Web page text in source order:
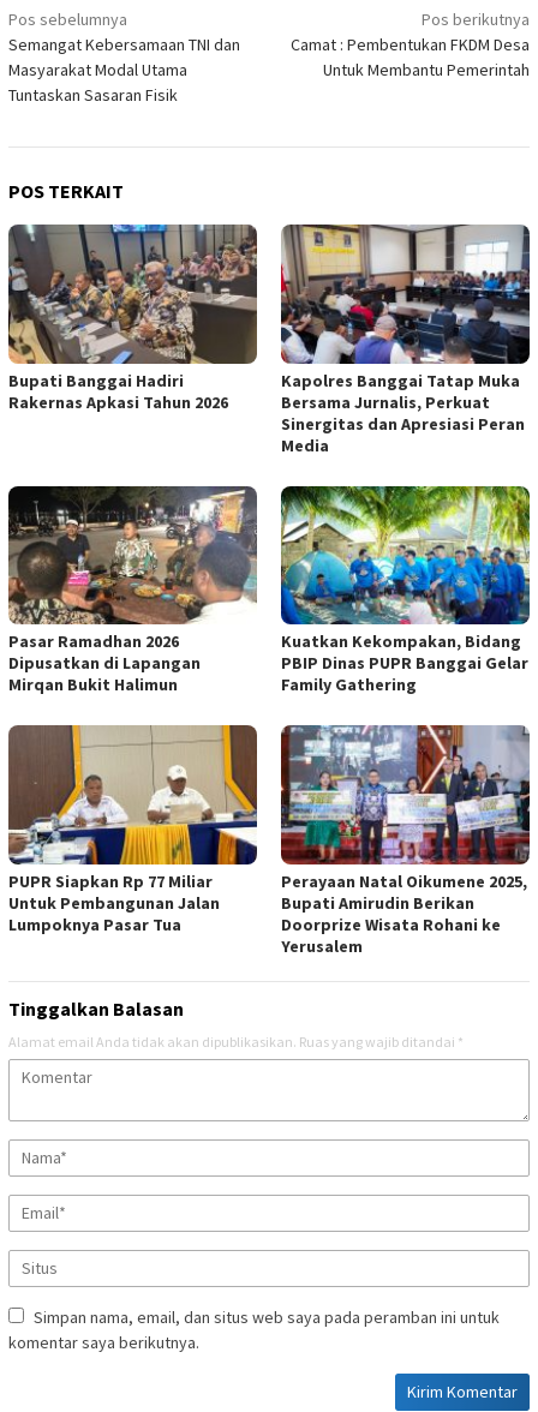
Navigasi
pos
Pos sebelumnya
Semangat Kebersamaan TNI dan
Masyarakat Modal Utama
Tuntaskan Sasaran Fisik
Pos berikutnya
Camat : Pembentukan FKDM Desa
Untuk Membantu Pemerintah
POS TERKAIT
Bupati Banggai Hadiri
Rakernas Apkasi Tahun 2026
Kapolres Banggai Tatap Muka
Bersama Jurnalis, Perkuat
Sinergitas dan Apresiasi Peran
Media
Pasar Ramadhan 2026
Dipusatkan di Lapangan
Mirqan Bukit Halimun
Kuatkan Kekompakan, Bidang
PBIP Dinas PUPR Banggai Gelar
Family Gathering
PUPR Siapkan Rp 77 Miliar
Untuk Pembangunan Jalan
Lumpoknya Pasar Tua
Perayaan Natal Oikumene 2025,
Bupati Amirudin Berikan
Doorprize Wisata Rohani ke
Yerusalem
Tinggalkan Balasan
Alamat email Anda tidak akan dipublikasikan. Ruas yang wajib ditandai *
Simpan nama, email, dan situs web saya pada peramban ini untuk
komentar saya berikutnya.